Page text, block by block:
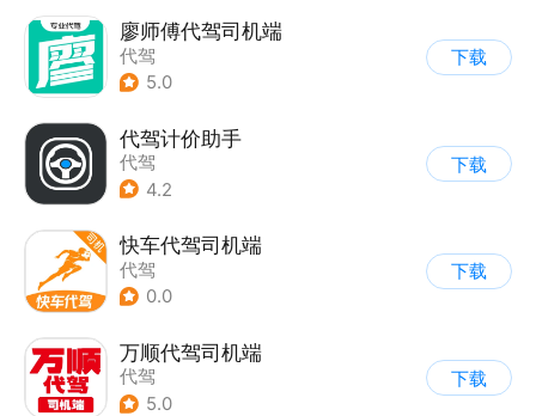
廖师傅代驾司机端
代驾
5.0
下载
代驾计价助手
代驾
4.2
下载
快车代驾司机端
代驾
0.0
下载
万顺代驾司机端
代驾
5.0
下载